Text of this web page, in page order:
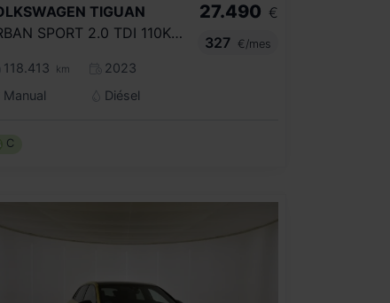
TIGUAN
URBAN SPORT 2.0 TDI 110KW (150CV)
118.413 km
2023
Manual
Diésel
27.490 €
327
€/mes
C